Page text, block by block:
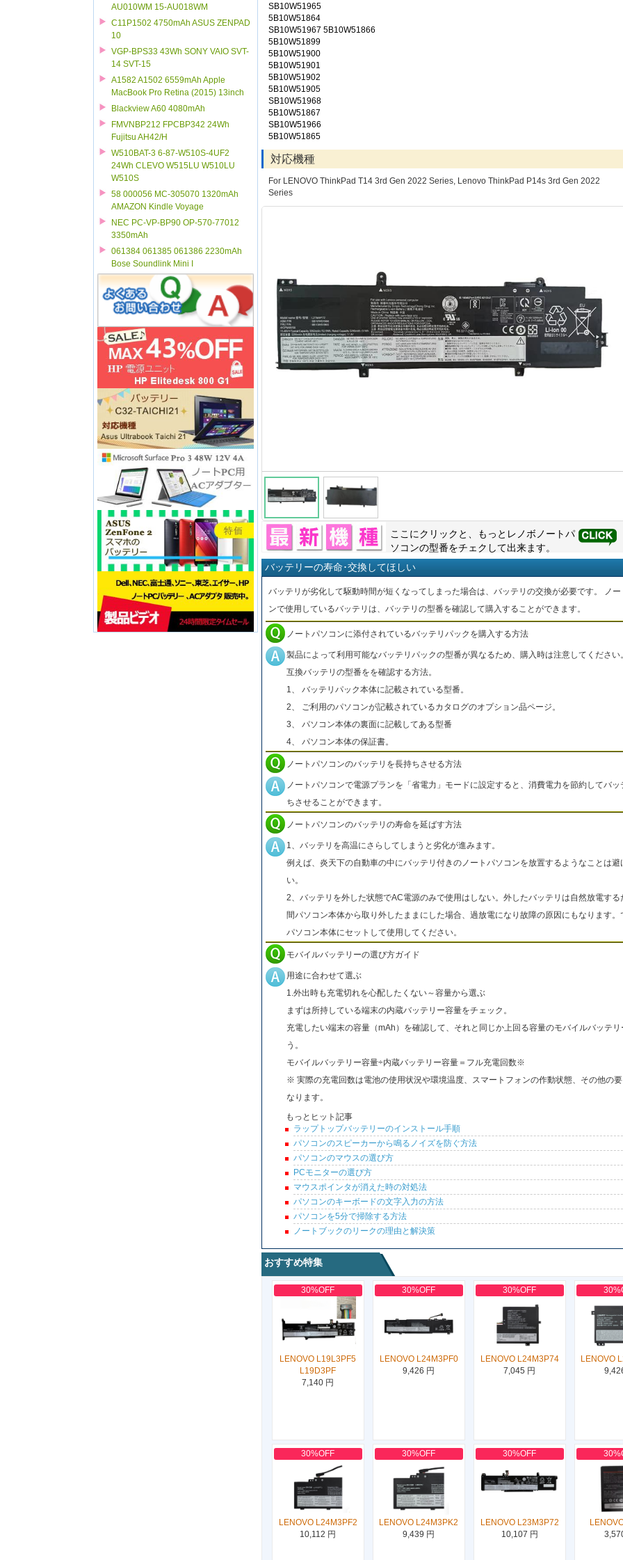
AU010WM 15-AU018WM
C11P1502 4750mAh ASUS ZENPAD
10
VGP-BPS33 43Wh SONY VAIO SVT-
14 SVT-15
A1582 A1502 6559mAh Apple
MacBook Pro Retina (2015) 13inch
Blackview A60 4080mAh
FMVNBP212 FPCBP342 24Wh
Fujitsu AH42/H
W510BAT-3 6-87-W510S-4UF2
24Wh CLEVO W515LU W510LU
W510S
58 000056 MC-305070 1320mAh
AMAZON Kindle Voyage
NEC PC-VP-BP90 OP-570-77012
3350mAh
061384 061385 061386 2230mAh
Bose Soundlink Mini I
SB10W51965
5B10W51864
SB10W51967 5B10W51866
5B10W51899
5B10W51900
5B10W51901
5B10W51902
5B10W51905
SB10W51968
5B10W51867
SB10W51966
5B10W51865
対応機種
For LENOVO ThinkPad T14 3rd Gen 2022 Series, Lenovo ThinkPad P14s 3rd Gen 2022
Series
ここにクリックと、もっと レノボ ノートパ
ソコンの型番をチェクして出来ます。
バッテリーの寿命･交換してほしい
バッテリが劣化して駆動時間が短くなってしまった場合は、バッテリの交換が必要です。 ノー
ンで使用しているバッテリは、バッテリの型番を確認して購入することができます。
ノートパソコンに添付されているバッテリパックを購入する方法
製品によって利用可能なバッテリパックの型番が異なるため、購入時は注意してください
互換バッテリの型番をを確認する方法。
1、 バッテリパック本体に記載されている型番。
2、 ご利用のパソコンが記載されているカタログのオプション品ページ。
3、 パソコン本体の裏面に記載してある型番
4、 パソコン本体の保証書。
ノートパソコンのバッテリを長持ちさせる方法
ノートパソコンで電源プランを「省電力」モードに設定すると、消費電力を節約してバッ
ちさせることができます。
ノートパソコンのバッテリの寿命を延ばす方法
1、バッテリを高温にさらしてしまうと劣化が進みます。
例えば、炎天下の自動車の中にバッテリ付きのノートパソコンを放置するようなことは避
い。
2、バッテリを外した状態でAC電源のみで使用はしない。外したバッテリは自然放電する
間パソコン本体から取り外したままにした場合、過放電になり故障の原因にもなります。
パソコン本体にセットして使用してください。
モバイルバッテリーの選び方ガイド
用途に合わせて選ぶ
1.外出時も充電切れを心配したくない～容量から選ぶ
まずは所持している端末の内蔵バッテリー容量をチェック。
充電したい端末の容量（mAh）を確認して、それと同じか上回る容量のモバイルバッテ
う。
モバイルバッテリー容量÷内蔵バッテリー容量＝フル充電回数※
※ 実際の充電回数は電池の使用状況や環境温度、スマートフォンの作動状態、その他の
なります。
もっとヒット記事
ラップトップバッテリーのインストール手順
パソコンのスピーカーから鳴るノイズを防ぐ方法
パソコンのマウスの選び方
PCモニターの選び方
マウスポインタが消えた時の対処法
パソコンのキーボードの文字入力の方法
パソコンを5分で掃除する方法
ノートブックのリークの理由と解決策
おすすめ特集
30%OFF
LENOVO L19L3PF5
L19D3PF
7,140 円
30%OFF
LENOVO L24M3PF0
9,426 円
30%OFF
LENOVO L24M3P74
7,045 円
LENOVO
30%OFF
LENOVO L24M3PF2
10,112 円
30%OFF
LENOVO L24M3PK2
9,439 円
30%OFF
LENOVO L23M3P72
10,107 円